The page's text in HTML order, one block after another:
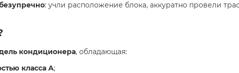
: учли расположение блока, аккуратно провели
кондиционера, обладающая:
класса A;